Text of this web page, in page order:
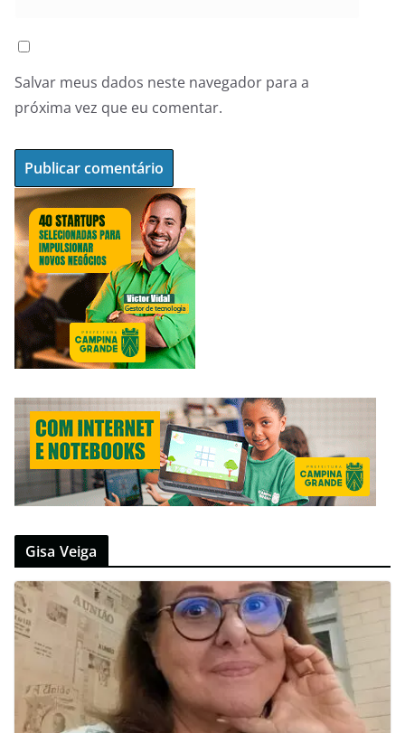
Salvar meus dados neste navegador para a
próxima vez que eu comentar.
Gisa Veiga